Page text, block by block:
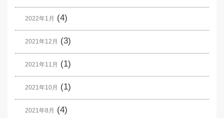
2022年1月 (4)
2021年12月 (3)
2021年11月 (1)
2021年10月 (1)
2021年8月 (4)